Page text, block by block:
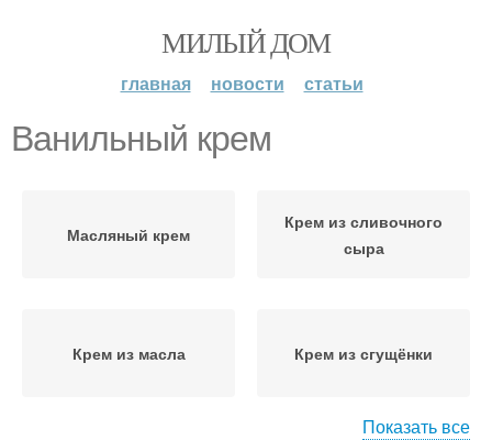
МИЛЫЙ ДОМ
главная новости статьи
Ванильный крем
Масляный крем
Крем из сливочного
сыра
Крем из масла Крем из сгущёнки
Показать все